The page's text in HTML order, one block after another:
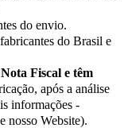
do envio.
do Brasil e
Fiscal e têm
após a análise
informações -
nosso Website).